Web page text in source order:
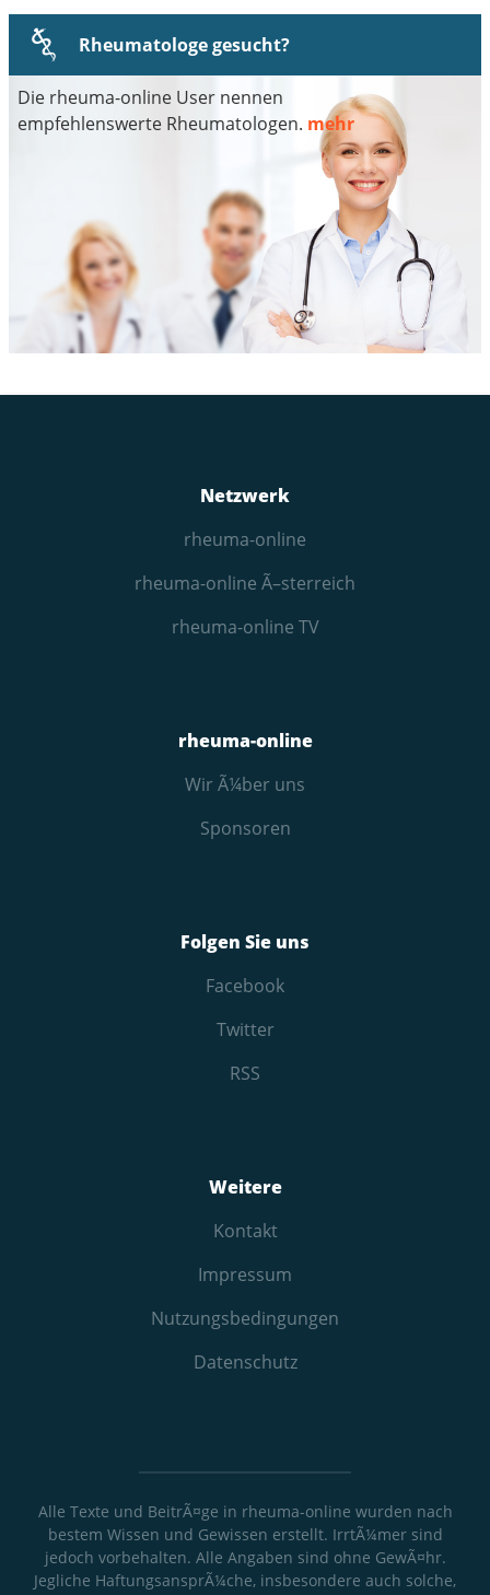
Rheumatologe gesucht?
Die rheuma-online User nennen
empfehlenswerte Rheumatologen. mehr
Netzwerk
rheuma-online
rheuma-online Ã–sterreich
rheuma-online TV
rheuma-online
Wir Ã¼ber uns
Sponsoren
Folgen Sie uns
Facebook
Twitter
RSS
Weitere
Kontakt
Impressum
Nutzungs­bedingungen
Datenschutz
Alle Texte und BeitrÃ¤ge in rheuma-online wurden nach
bestem Wissen und Gewissen erstellt. IrrtÃ¼mer sind
jedoch vorbehalten. Alle Angaben sind ohne GewÃ¤hr.
Jegliche HaftungsansprÃ¼che, insbesondere auch solche,